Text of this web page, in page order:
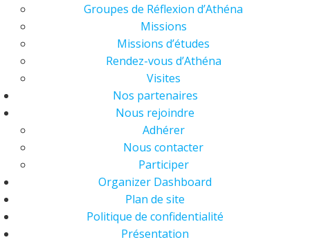
Groupes de Réflexion d’Athéna
Missions
Missions d’études
Rendez-vous d’Athéna
Visites
Nos partenaires
Nous rejoindre
Adhérer
Nous contacter
Participer
Organizer Dashboard
Plan de site
Politique de confidentialité
Présentation